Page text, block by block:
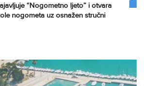
“Nogometno ljeto” i otvara
nogometa uz osnažen stručni